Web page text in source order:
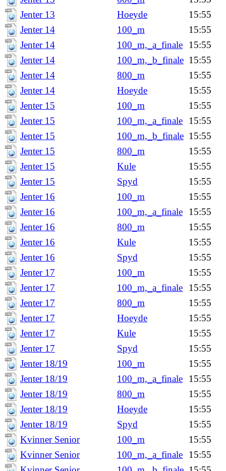
Jenter 13
Hoeyde
15:55
Jenter 14
100_m
15:55
Jenter 14
100_m,_a_finale
15:55
Jenter 14
100_m,_b_finale 15:55
Jenter 14
800_m
15:55
Jenter 14
Hoeyde
15:55
Jenter 15
100_m
15:55
Jenter 15
100_m,_a_finale
15:55
Jenter 15
100_m,_b_finale 15:55
Jenter 15
800_m
15:55
Jenter 15
Kule
15:55
Jenter 15
Spyd
15:55
Jenter 16
100_m
15:55
Jenter 16
100_m,_a_finale
15:55
Jenter 16
800_m
15:55
Jenter 16
Kule
15:55
Jenter 16
Spyd
15:55
Jenter 17
100_m
15:55
Jenter 17
100_m,_a_finale
15:55
Jenter 17
800_m
15:55
Jenter 17
Hoeyde
15:55
Jenter 17
Kule
15:55
Jenter 17
Spyd
15:55
Jenter 18/19
100_m
15:55
Jenter 18/19
100_m,_a_finale
15:55
Jenter 18/19
800_m
15:55
Jenter 18/19
Hoeyde
15:55
Jenter 18/19
Spyd
15:55
Kvinner Senior
100_m
15:55
Kvinner Senior
100_m,_a_finale
15:55